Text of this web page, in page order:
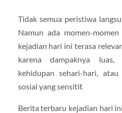
Tidak semua peristiwa
Namun ada momen-
kejadian hari ini terasa
karena dampaknya luas,
kehidupan sehari-hari,
sosial yang sensitif.
Berita terbaru kejadian hari